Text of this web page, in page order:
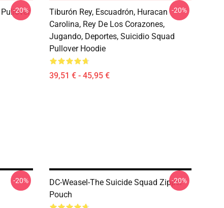
-20%
Tiburón Rey, Escuadrón, Huracan
Carolina, Rey De Los Corazones,
Jugando, Deportes, Suicidio Squad
Pullover Hoodie
39,51 € - 45,95 €
-20%
-20%
DC-Weasel-The Suicide Squad Zipper
Pouch
-20%